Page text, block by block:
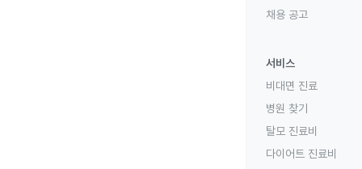
채용 공고
서비스
비대면 진료
병원 찾기
탈모 진료비
다이어트 진료비